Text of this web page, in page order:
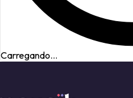
Carregando...